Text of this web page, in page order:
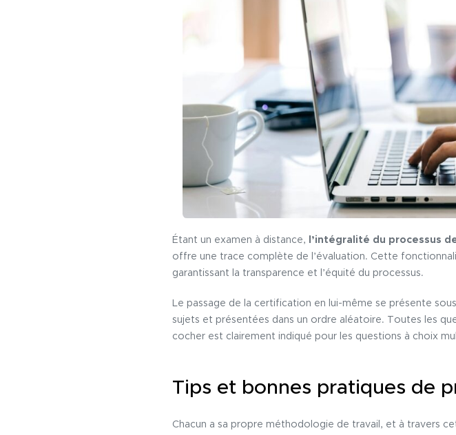
Étant un examen à distance, l’intégralité du processus
offre une trace complète de l’évaluation. Cette
garantissant la transparence et l’équité du processus.
Le passage de la certification en lui-même se présente
sujets et présentées dans un ordre aléatoire. Toutes les
cocher est clairement indiqué pour les questions à choix
Tips et bonnes pratiques de
Chacun a sa propre méthodologie de travail, et à travers